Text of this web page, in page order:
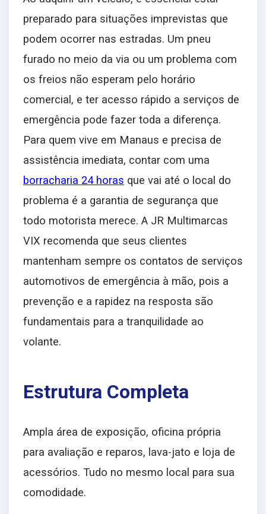
preparado para situações imprevistas que
podem ocorrer nas estradas. Um pneu
furado no meio da via ou um problema com
os freios não esperam pelo horário
comercial, e ter acesso rápido a serviços de
emergência pode fazer toda a diferença.
Para quem vive em Manaus e precisa de
assistência imediata, contar com uma
borracharia 24 horas que vai até o local do
problema é a garantia de segurança que
todo motorista merece. A JR Multimarcas
VIX recomenda que seus clientes
mantenham sempre os contatos de serviços
automotivos de emergência à mão, pois a
prevenção e a rapidez na resposta são
fundamentais para a tranquilidade ao
volante.
Estrutura Completa
Ampla área de exposição, oficina própria
para avaliação e reparos, lava-jato e loja de
acessórios. Tudo no mesmo local para sua
comodidade.